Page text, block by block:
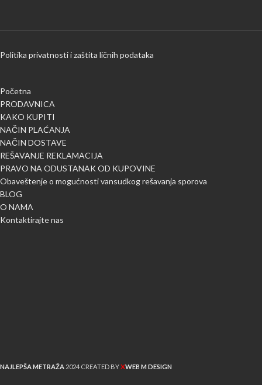
Politika privatnosti i zaštita ličnih podataka
Početna
PRODAVNICA
KAKO KUPITI
NAČIN PLAĆANJA
NAČIN DOSTAVE
REŠAVANJE REKLAMACIJA
PRAVO NA ODUSTANAK OD KUPOVINE
Obaveštenje o mogućnosti vansudkog rešavanja sporova
BLOG
O NAMA
Kontaktirajte nas
NAJLEPŠA METRAŽA 2024 CREATED BYXWEB M DESIGN